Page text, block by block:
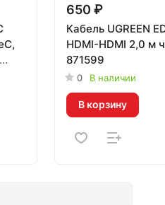
650 ₽
Кабель UGREEN
HDMI-HDMI 2,0 м
871599
0 В наличии
В корзину